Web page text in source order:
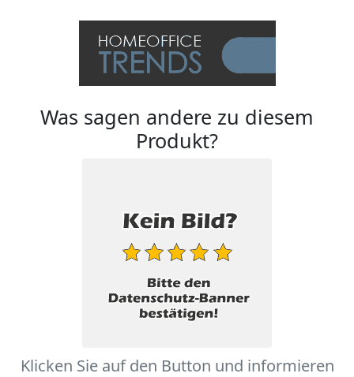
Was sagen andere zu diesem
Produkt?
Klicken Sie auf den Button und informieren